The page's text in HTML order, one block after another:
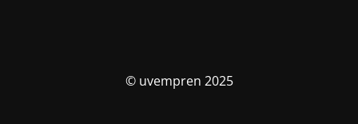
© uvempren 2025